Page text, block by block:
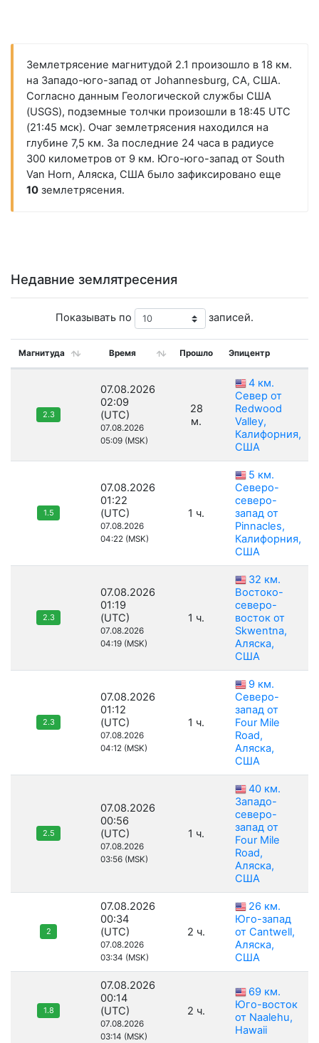
Землетрясение магнитудой 2.1 произошло в 18 км.
на Западо-юго-запад от Johannesburg, CA, США.
Согласно данным Геологической службы США
(USGS), подземные толчки произошли в 18:45 UTC
(21:45 мск). Очаг землетрясения находился на
глубине 7,5 км. За последние 24 часа в радиусе
300 километров от 9 км. Юго-юго-запад от South
Van Horn, Аляска, США было зафиксировано еще
10землетрясения.
Недавние землятресения
Показывать по записей.
Магнитуда Время Прошло Эпицентр
2.3
07.08.2026
02:09
(UTC)
07.08.2026
05:09 (MSK)
28
м.
4 км.
Север от
Redwood
Valley,
Калифорния,
США
1.5
07.08.2026
01:22
(UTC)
07.08.2026
04:22 (MSK)
1 ч.
5 км.
Северо-
северо-
запад от
Pinnacles,
Калифорния,
США
2.3
07.08.2026
01:19
(UTC)
07.08.2026
04:19 (MSK)
1 ч.
32 км.
Востоко-
северо-
восток от
Skwentna,
Аляска,
США
2.3
07.08.2026
01:12
(UTC)
07.08.2026
04:12 (MSK)
1 ч.
9 км.
Северо-
запад от
Four Mile
Road,
Аляска,
США
2.5
07.08.2026
00:56
(UTC)
07.08.2026
03:56 (MSK)
1 ч.
40 км.
Западо-
северо-
запад от
Four Mile
Road,
Аляска,
США
2
07.08.2026
00:34
(UTC)
07.08.2026
03:34 (MSK)
2 ч.
26 км.
Юго-запад
от Cantwell,
Аляска,
США
1.8
07.08.2026
00:14
(UTC)
07.08.2026
03:14 (MSK)
2 ч.
69 км.
Юго-восток
от Naalehu,
Hawaii